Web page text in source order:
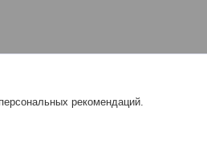
рекомендаций.